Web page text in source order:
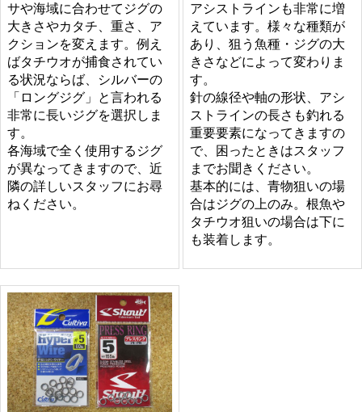
サや海域に合わせてジグの
大きさやカタチ、重さ、ア
クションを変えます。例え
ばタチウオが捕食されてい
る状況ならば、シルバーの
「ロングジグ」と言われる
非常に長いジグを選択しま
す。
各海域で全く使用するジグ
が異なってきますので、近
隣の詳しいスタッフにお尋
ねください。
アシストラインも非常に増
えています。様々な種類が
あり、狙う魚種・ジグの大
きさなどによって変わりま
す。
針の線径や軸の形状、アシ
ストラインの長さも釣れる
重要要素になってきますの
で、困ったときはスタッフ
までお聞きください。
基本的には、青物狙いの場
合はジグの上のみ。根魚や
タチウオ狙いの場合は下に
も装着します。